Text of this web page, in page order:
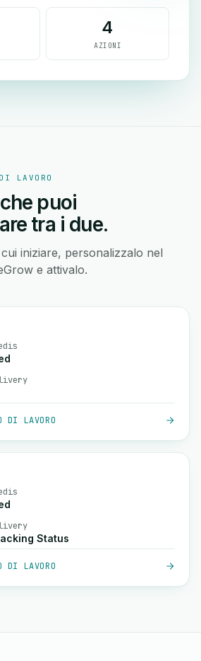
4
AZIONI
LAVORO
puoi
tra i due.
iniziare, personalizzalo nel
e attivalo.
DI LAVORO
Status
DI LAVORO